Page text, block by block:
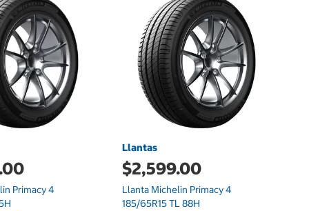
Primacy 4
Llantas
$2,599.00
Llanta Michelin Primacy 4
185/65R15 TL 88H